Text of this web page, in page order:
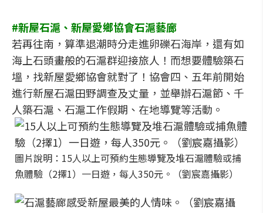
#新屋石滬、新屋愛鄉協會石滬藝廊
若再往南，算準退潮時分走進卵礫石海岸，還有如
海上石頭畫般的石滬群迎接旅人！而想要體驗築石
塭，找新屋愛鄉協會就對了！協會四、五年前開始
進行新屋石滬田野調查及丈量，並舉辦石滬節、千
人築石滬、石滬工作假期、在地導覽等活動。
圖片說明：15人以上可預約生態導覽及堆石滬體驗或捕
魚體驗（2擇1）一日遊，每人350元。（劉宸嘉攝影）